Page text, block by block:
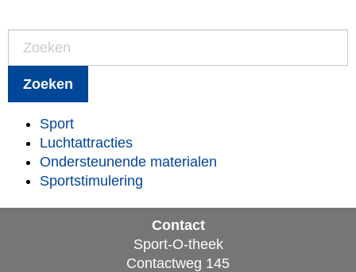
Zoeken
Sport
Luchtattracties
Ondersteunende materialen
Sportstimulering
Contact
Sport-O-theek
Contactweg 145